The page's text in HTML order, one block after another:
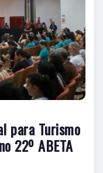
para Turismo
22º ABETA